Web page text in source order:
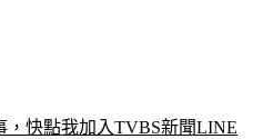
，快點我加入TVBS新聞LINE